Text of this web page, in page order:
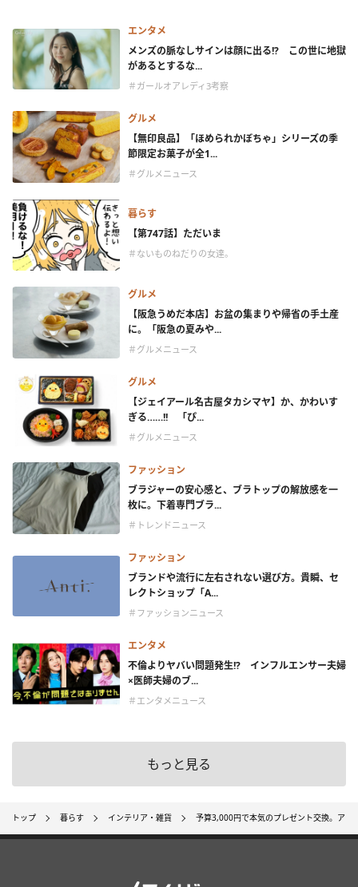
エンタメ
メンズの脈なしサインは顔に出る!? この世に地獄
があるとするな...
＃ガールオアレディ3考察
グルメ
【無印良品】「ほめられかぼちゃ」シリーズの季
節限定お菓子が全1...
＃グルメニュース
暮らす
【第747話】ただいま
＃ないものねだりの女達。
グルメ
【阪急うめだ本店】お盆の集まりや帰省の手土産
に。「阪急の夏みや...
＃グルメニュース
グルメ
【ジェイアール名古屋タカシマヤ】か、かわいす
ぎる……!! 「ぴ...
＃グルメニュース
ファッション
ブラジャーの安心感と、ブラトップの解放感を一
枚に。下着専門ブラ...
＃トレンドニュース
ファッション
ブランドや流行に左右されない選び方。貴瞬、セ
レクトショップ「A...
＃ファッションニュース
エンタメ
不倫よりヤバい問題発生!? インフルエンサー夫婦
×医師夫婦のブ...
＃エンタメニュース
もっと見る
トップ 暮らす インテリア・雑貨 予算3,000円で本気のプレゼント交換。アラ